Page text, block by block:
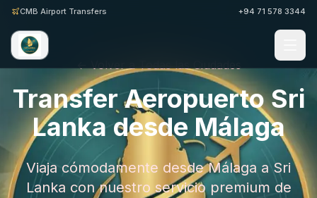
CMB Airport Transfers +94 71 578 3344
← Volver a Todas las Ciudades
Transfer Aeropuerto Sri
Lanka desde Málaga
Viaja cómodamente desde Málaga a Sri
Lanka con nuestro servicio premium de